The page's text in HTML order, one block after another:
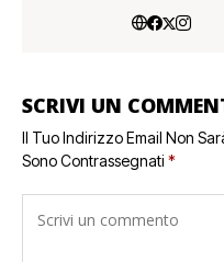
SCRIVI UN
Il Tuo Indirizzo Email Non
Sono Contrassegnati *